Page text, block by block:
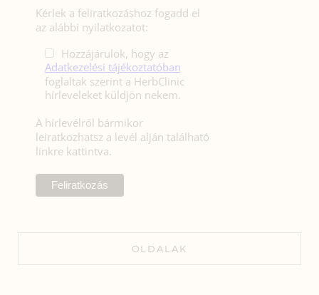
Kérlek a feliratkozáshoz fogadd el
az alábbi nyilatkozatot:
Hozzájárulok, hogy az
Adatkezelési tájékoztatóban
foglaltak szerint a HerbClinic
hírleveleket küldjön nekem.
A hírlevélről bármikor
leiratkozhatsz a levél alján található
linkre kattintva.
OLDALAK